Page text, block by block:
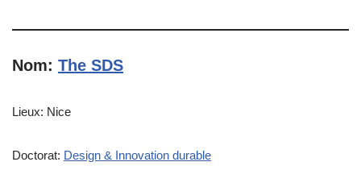
Nom: The SDS
Lieux: Nice
Doctorat: Design & Innovation durable